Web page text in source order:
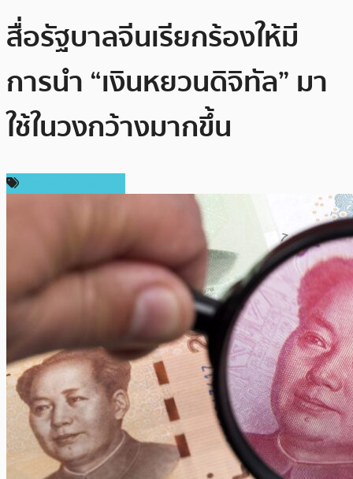
สื่อรัฐบาลจีนเรียกร้องให้มี
การนำ “เงินหยวนดิจิทัล” มา
ใช้ในวงกว้างมากขึ้น